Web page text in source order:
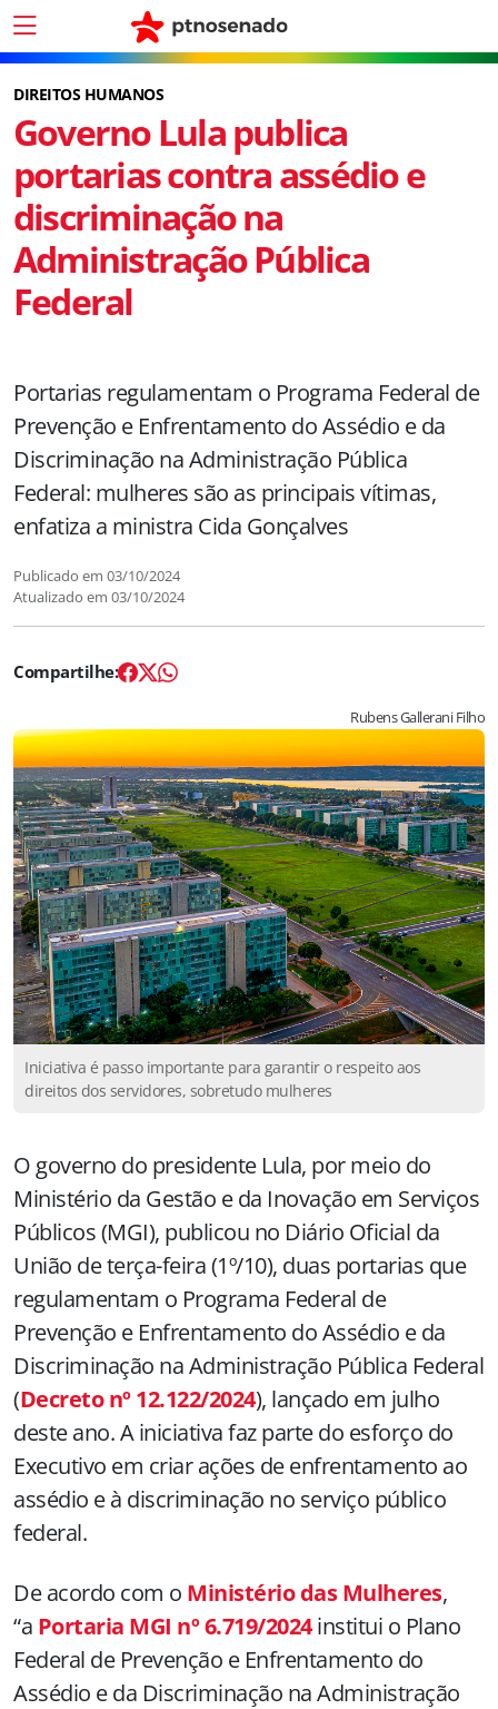
DIREITOS HUMANOS
Governo Lula publica
portarias contra assédio e
discriminação na
Administração Pública
Federal
Portarias regulamentam o Programa Federal de
Prevenção e Enfrentamento do Assédio e da
Discriminação na Administração Pública
Federal: mulheres são as principais vítimas,
enfatiza a ministra Cida Gonçalves
Publicado em 03/10/2024
Atualizado em 03/10/2024
Rubens Gallerani Filho
Iniciativa é passo importante para garantir o respeito aos
direitos dos servidores, sobretudo mulheres
O governo do presidente Lula, por meio do
Ministério da Gestão e da Inovação em Serviços
Públicos (MGI), publicou no Diário Oficial da
União de terça-feira (1º/10), duas portarias que
regulamentam o Programa Federal de
Prevenção e Enfrentamento do Assédio e da
Discriminação na Administração Pública Federal
(Decreto nº 12.122/2024), lançado em julho
deste ano. A iniciativa faz parte do esforço do
Executivo em criar ações de enfrentamento ao
assédio e à discriminação no serviço público
federal.
De acordo com o Ministério das Mulheres,
“a Portaria MGI nº 6.719/2024institui o Plano
Federal de Prevenção e Enfrentamento do
Assédio e da Discriminação na Administração